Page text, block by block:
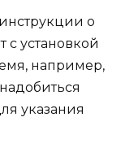
о
с установкой
например,
указания